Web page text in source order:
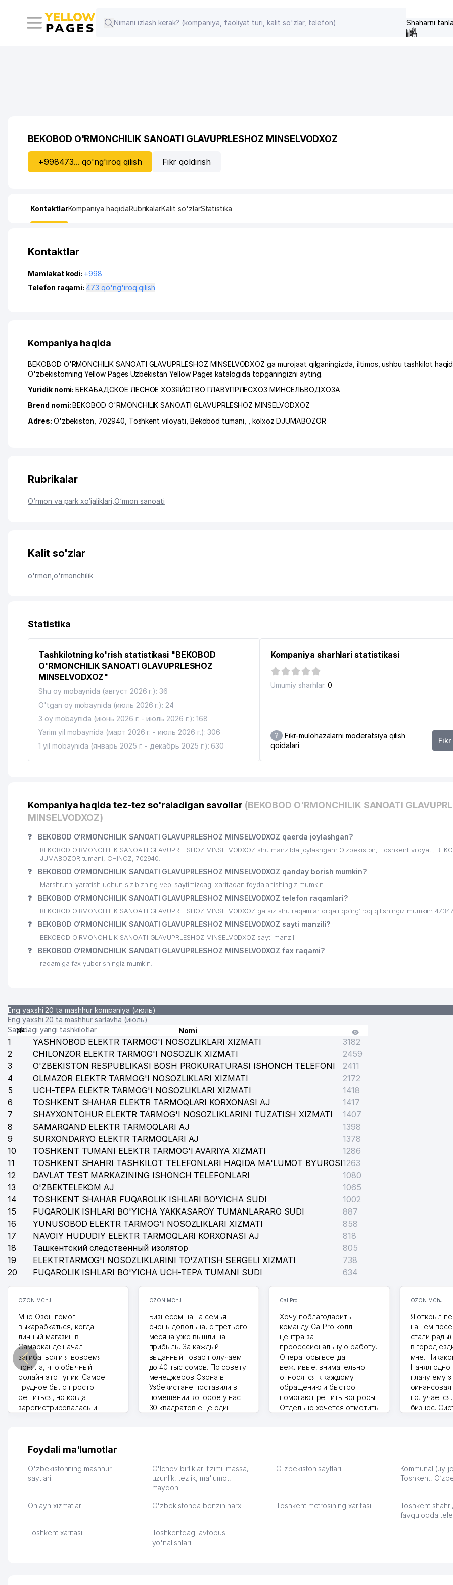
Shaharni
BEKOBOD O'RMONCHILIK SANOATI GLAVUPRLESHOZ MINSELVODXOZ
+998473... qo'ng'iroq qilish Fikr qoldirish
KontaktlarKompaniya haqidaRubrikalarKalit so'zlarStatistika
Kontaktlar
Mamlakat kodi: +998
Telefon raqami: 473 qo'ng'iroq qilish
Kompaniya haqida
BEKOBOD O'RMONCHILIK SANOATI GLAVUPRLESHOZ MINSELVODXOZ ga murojaat qilganingizda, iltimos, ushbu tashkilot
O'zbekistonning Yellow Pages Uzbekistan Yellow Pages katalogida topganingizni ayting.
Yuridik nomi:БЕКАБАДСКОЕ ЛЕСНОЕ ХОЗЯЙСТВО ГЛАВУПРЛЕСХОЗ МИНСЕЛЬВОДХОЗА
Brend nomi:BEKOBOD O'RMONCHILIK SANOATI GLAVUPRLESHOZ MINSELVODXOZ
Adres: O'zbekiston, 702940, Toshkent viloyati Bekobod tumani kolxoz DJUMABOZOR
Rubrikalar
O‘rmon va park xo‘jaliklari O‘rmon sanoati
Kalit so'zlar
o'rmon o'rmonchilik
Statistika
Tashkilotning ko'rish statistikasi "BEKOBOD
O'RMONCHILIK SANOATI GLAVUPRLESHOZ
MINSELVODXOZ"
Shu oy mobaynida (август 2026 г.): 36
O'tgan oy mobaynida (июль 2026 г.): 24
3 oy mobaynida (июнь 2026 г. - июль 2026 г.): 168
Yarim yil mobaynida (март 2026 г. - июль 2026 г.): 306
1 yil mobaynida (январь 2025 г. - декабрь 2025 г.): 630
Kompaniya sharhlari statistikasi
Umumiy sharhlar: 0
?
Fikr-mulohazalarni moderatsiya qilish
qoidalari
Kompaniya haqida tez-tez so'raladigan savollar (BEKOBOD O'RMONCHILIK SANOATI
MINSELVODXOZ)
❓ BEKOBOD O'RMONCHILIK SANOATI GLAVUPRLESHOZ MINSELVODXOZ qaerda joylashgan?
BEKOBOD O'RMONCHILIK SANOATI GLAVUPRLESHOZ MINSELVODXOZ shu manzilda joylashgan: O'zbekiston, Toshkent viloyati,
JUMABOZOR tumani, CHINOZ, 702940.
❓ BEKOBOD O'RMONCHILIK SANOATI GLAVUPRLESHOZ MINSELVODXOZ qanday borish mumkin?
Marshrutni yaratish uchun siz bizning veb-saytimizdagi xaritadan foydalanishingiz mumkin
❓ BEKOBOD O'RMONCHILIK SANOATI GLAVUPRLESHOZ MINSELVODXOZ telefon raqamlari?
BEKOBOD O'RMONCHILIK SANOATI GLAVUPRLESHOZ MINSELVODXOZ ga siz shu raqamlar orqali qo’ng’iroq qilishingiz mumkin:
❓ BEKOBOD O'RMONCHILIK SANOATI GLAVUPRLESHOZ MINSELVODXOZ sayti manzili?
BEKOBOD O'RMONCHILIK SANOATI GLAVUPRLESHOZ MINSELVODXOZ sayti manzili -
❓ BEKOBOD O'RMONCHILIK SANOATI GLAVUPRLESHOZ MINSELVODXOZ fax raqami?
raqamiga fax yuborishingiz mumkin.
Eng yaxshi 20 ta mashhur kompaniya (июль)
Eng yaxshi 20 ta mashhur sarlavha (июль)
Saytdagi yangi tashkilotlar
№ Nomi
1 YASHNOBOD ELEKTR TARMOG'I NOSOZLIKLARI XIZMATI
3182
2
CHILONZOR ELEKTR TARMOG'I NOSOZLIK XIZMATI
2459
3
O'ZBEKISTON RESPUBLIKASI BOSH PROKURATURASI ISHONCH TELEFONI
2411
4
OLMAZOR ELEKTR TARMOG'I NOSOZLIKLARI XIZMATI
2172
5
UCH-TEPA ELEKTR TARMOG'I NOSOZLIKLARI XIZMATI
1418
6
TOSHKENT SHAHAR ELEKTR TARMOQLARI KORXONASI AJ
1417
7
SHAYXONTOHUR ELEKTR TARMOG'I NOSOZLIKLARINI TUZATISH XIZMATI
1407
8
SAMARQAND ELEKTR TARMOQLARI AJ
1398
9
SURXONDARYO ELEKTR TARMOQLARI AJ
1378
10
TOSHKENT TUMANI ELEKTR TARMOG'I AVARIYA XIZMATI
1286
11
TOSHKENT SHAHRI TASHKILOT TELEFONLARI HAQIDA MA'LUMOT BYUROSI1263
12
DAVLAT TEST MARKAZINING ISHONCH TELEFONLARI
1080
13
O'ZBEKTELEKOM AJ
1065
14
TOSHKENT SHAHAR FUQAROLIK ISHLARI BO'YICHA SUDI
1002
15
FUQAROLIK ISHLARI BO'YICHA YAKKASAROY TUMANLARARO SUDI
887
16
YUNUSOBOD ELEKTR TARMOG'I NOSOZLIKLARI XIZMATI
858
17
NAVOIY HUDUDIY ELEKTR TARMOQLARI KORXONASI AJ
818
18
Ташкентский следственный изолятор
805
19
ELEKTRTARMOG'I NOSOZLIKLARINI TO'ZATISH SERGELI XIZMATI
738
20
FUQAROLIK ISHLARI BO'YICHA UCH-TEPA TUMANI SUDI 634
OZON MChJ
Мне Озон помог
выкарабкаться, когда
личный магазин в
Самарканде начал
загибаться и я вовремя
поняла, что обычный
офлайн это тупик. Самое
трудное было просто
решиться, но когда
зарегистрировалась и
на себя доставку до
хранение бесплатное
первый год, хорошая
результаты. В последнее
много заказывают, а
OZON MChJ
Бизнесом наша семья
очень довольна, с третьего
месяца уже вышли на
прибыль. За каждый
выданный товар получаем
до 40 тыс сомов. По совету
менеджеров Озона в
Узбекистане поставили в
помещении которое у нас
30 квадратов еще один
мышки и вообще все что
людям часто надо
Камат 31.07.2026 17:50:36
CallPro
Хочу поблагодарить
команду CallPro колл-
центра за
профессиональную работу.
Операторы всегда
вежливые, внимательно
относятся к каждому
обращению и быстро
помогают решить вопросы.
Отдельно хочется отметить
обслуживания клиентов.
Vip Brand 31.07.2026 11:43:39
OZON MChJ
Я открыл
нашем
стали
в город
мне.
Нанял
плачу ему
бизнес.
тут у нас
Выгодное
Foydali ma'lumotlar
O'zbekistonning mashhur
saytlari
O'lchov birliklari tizimi: massa,
uzunlik, tezlik, ma'lumot,
maydon
O'zbekiston saytlari
Kommunal (uy-
Toshkent,
Onlayn xizmatlar O'zbekistonda benzin narxi Toshkent metrosining xaritasi
Toshkent
favqulodda
Toshkent xaritasi
Toshkentdagi avtobus
yo'nalishlari